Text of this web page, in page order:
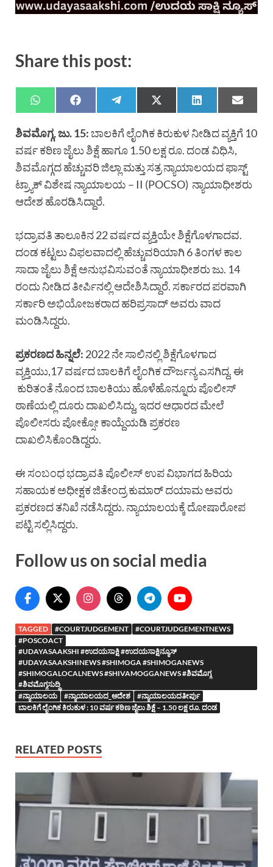
Share this post:
ಶಿವಮೊಗ್ಗ, ಜು. 15:ಬಾಲಕಿಗೆ ಲೈಂಗಿಕ ಕಿರುಕುಳ ನೀಡಿದ ವ್ಯಕ್ತಿಗೆ 10
ವರ್ಷ ಕಠಿಣ ಜೈಲು ಶಿಕ್ಷೆ ಹಾಗೂ 1.50 ಲಕ್ಷ ರೂ. ದಂಡ ವಿಧಿಸಿ,
ಶಿವಮೊಗ್ಗದ ಹೆಚ್ಚುವರಿ ಜಿಲ್ಲಾ ಮತ್ತು ಸತ್ರ ನ್ಯಾಯಾಲಯದ ಫಾಸ್ಟ್
ಟ್ರ್ಯಾಕ್ ವಿಶೇಷ ನ್ಯಾಯಾಲಯ – II (POCSO) ನ್ಯಾಯಾಧೀಶರು
ಆದೇಶ ಹೊರಡಿಸಿದ್ದಾರೆ.
ಭದ್ರಾವತಿ ತಾಲೂಕಿನ 22 ವರ್ಷದ ವ್ಯಕ್ತಿಯೇ ಶಿಕ್ಷೆಗೊಳಗಾದವ.
ದಂಡ ಕಟ್ಟಲು ವಿಫಲವಾದಲ್ಲಿ ಹೆಚ್ಚುವರಿಯಾಗಿ 6 ತಿಂಗಳ ಕಾಲ
ಸಾದಾ ಜೈಲು ಶಿಕ್ಷೆ ಅನುಭವಿಸುವಂತೆ ನ್ಯಾಯಾಧೀಶರು ಜು. 14
ರಂದು ನೀಡಿದ ತೀರ್ಪಿನಲ್ಲಿ ಆದೇಶಿಸಿದ್ದಾರೆ. ಸರ್ಕಾರದ ಪರವಾಗಿ
ಸರ್ಕಾರಿ ಅಭಿಯೋಜಕರಾದ ಹರಿಪ್ರಸಾದ್ ಅವರು ವಾದ
ಮಂಡಿಸಿದ್ದರು.
ಪ್ರಕರಣದ ಹಿನ್ನಲೆ: 2022 ನೇ ಸಾಲಿನಲ್ಲಿ ಶಿಕ್ಷೆಗೊಳಗಾದ
ವ್ಯಕ್ತಿಯು,17 ವರ್ಷದ ಬಾಲಕಿಗೆ ಲೈಂಗಿಕ ದೌರ್ಜನ್ಯ ಎಸಗಿದ್ದ. ಈ
ಕುರಿತಂತೆ ನೊಂದ ಬಾಲಕಿಯು ಹೊಳೆಹೊನ್ನೂರು ಪೊಲೀಸ್
ಠಾಣೆಯಲ್ಲಿ ದೂರು ದಾಖಲಿಸಿದ್ದು, ಇದರ ಆಧಾರದ ಮೇಲೆ
ಪೊಲೀಸರು ಪೋಕ್ಸೋ ಕಾಯ್ದೆಯಡಿ ಪ್ರಕರಣ
ದಾಖಲಿಸಿಕೊಂಡಿದ್ದರು.
ಈ ಸಂಬಂಧ ಭದ್ರಾವತಿ ಪೊಲೀಸ್ ಉಪ ವಿಭಾಗದ ಹಿರಿಯ
ಸಹಾಯಕ ಅಧೀಕ್ಷಕ ಜಿತೇಂದ್ರ ಕುಮಾರ್ ದಯಾಮ ಅವರು
ಪ್ರಕರಣದ ತನಿಖೆ ನಡೆಸಿದ್ದರು. ನ್ಯಾಯಾಲಯಕ್ಕೆ ದೋಷಾರೋಪ
ಪಟ್ಟಿ ಸಲ್ಲಿಸಿದ್ದರು.
Follow us on social media
TAGGED #COURTJUDGEMENT
#COURTJUDGEMENTNEWS
#POSCOACT
#UDAYASAAKSHI #ಉದಯಸಾಕ್ಷಿ #ಉದಯಸಾಕ್ಷಿನ್ಯೂಸ್
#UDAYASAAKSHINEWS #SHIMOGA #SHIMOGANEWS
#SHIMOGALOCALNEWS #SHIVAMOGGANEWS #ಶಿವಮೊಗ್ಗ
#ಶಿವಮೊಗ್ಗಸುದ್ದಿ
#ನ್ಯಾಯಾಲಯ
#ನ್ಯಾಯಾಲಯದ_ಆದೇಶ
#ನ್ಯಾಯಾಲಯದತೀರ್ಪು
ಬಾಲಕಿಗೆ ಲೈಂಗಿಕ ಕಿರುಕುಳ : 10 ವರ್ಷ ಕಠಿಣ ಜೈಲು ಶಿಕ್ಷೆ – 1.50 ಲಕ್ಷ ರೂ. ದಂಡ
RELATED POSTS